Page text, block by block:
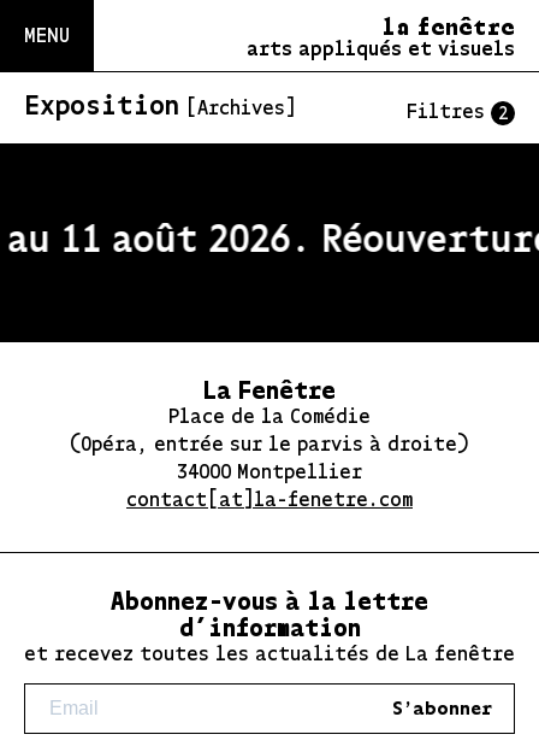
MENU la fenêtre
arts appliqués et visuels
Exposition [Archives] Filtres 2
11 août 2026.
La Fenêtre
Place de la Comédie
(Opéra, entrée sur le parvis à droite)
34000 Montpellier
contact[at]la-fenetre.com
Abonnez-vous à la lettre
d’information
et recevez toutes les actualités de La fenêtre
S'abonner